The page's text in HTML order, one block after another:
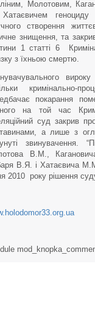
Молотовим,
геноциду
створення
знищення, та
1 статті 6
з їхньою смертю.
кримінально-
покарання
на той час
суд закрив
а лише з
звинувачення.
В.М.,
В.Я. і Хатаєвича
2010 року рішення